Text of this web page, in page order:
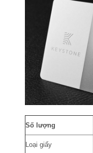
Số lượng
Loại giấy